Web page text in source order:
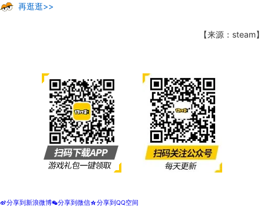
再逛逛>>
【来源：steam】
t分享到新浪微博w分享到微信z分享到QQ空间